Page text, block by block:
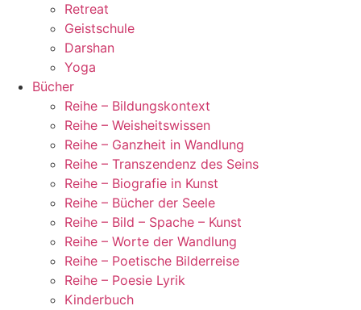
Retreat
Geistschule
Darshan
Yoga
Bücher
Reihe – Bildungskontext
Reihe – Weisheitswissen
Reihe – Ganzheit in Wandlung
Reihe – Transzendenz des Seins
Reihe – Biografie in Kunst
Reihe – Bücher der Seele
Reihe – Bild – Spache – Kunst
Reihe – Worte der Wandlung
Reihe – Poetische Bilderreise
Reihe – Poesie Lyrik
Kinderbuch